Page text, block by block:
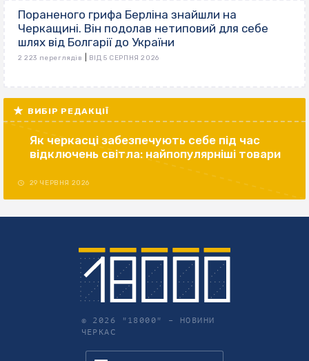
Пораненого грифа Берліна знайшли на
Черкащині. Він подолав нетиповий для себе
шлях від Болгарії до України
2 223 переглядів ВІД 5 СЕРПНЯ 2026
ВИБІР РЕДАКЦІЇ
Як черкасці забезпечують себе під час
відключень світла: найпопулярніші товари
29 ЧЕРВНЯ 2026
© 2026 "18000" – НОВИНИ
ЧЕРКАС